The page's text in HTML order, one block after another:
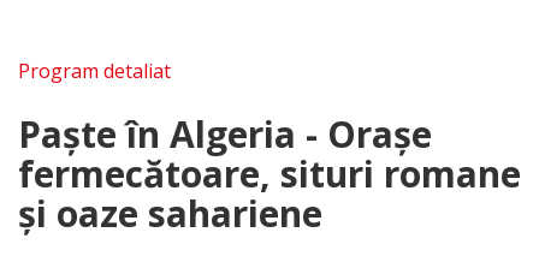
Program detaliat
Paște în Algeria - Orașe
fermecătoare, situri romane
și oaze sahariene